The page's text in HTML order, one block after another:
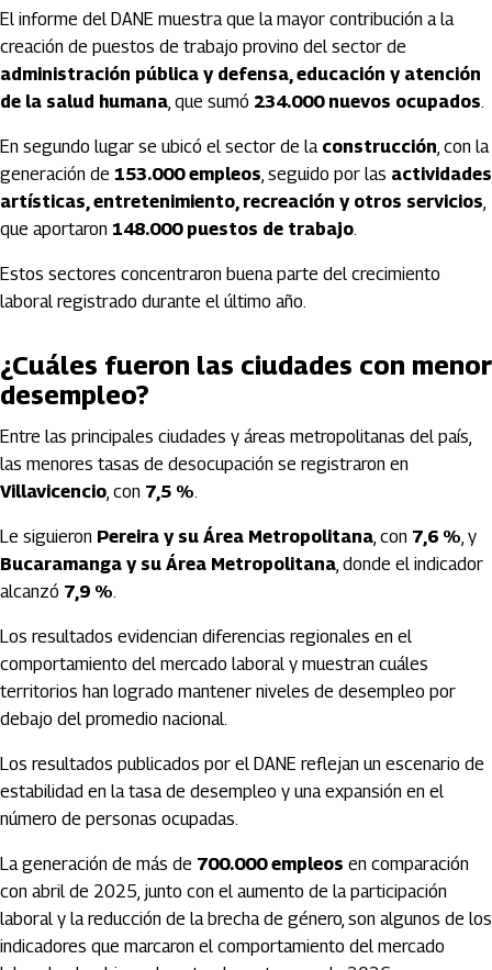
El informe del DANE muestra que la mayor contribución a la
creación de puestos de trabajo provino del sector de
administración pública y defensa, educación y atención
de la salud humana, que sumó 234.000 nuevos ocupados.
En segundo lugar se ubicó el sector de la construcción, con la
generación de 153.000 empleos, seguido por las actividades
artísticas, entretenimiento, recreación y otros servicios,
que aportaron 148.000 puestos de trabajo.
Estos sectores concentraron buena parte del crecimiento
laboral registrado durante el último año.
¿Cuáles fueron las ciudades con menor
desempleo?
Entre las principales ciudades y áreas metropolitanas del país,
las menores tasas de desocupación se registraron en
Villavicencio, con 7,5 %.
Le siguieron Pereira y su Área Metropolitana, con 7,6 %, y
Bucaramanga y su Área Metropolitana, donde el indicador
alcanzó 7,9 %.
Los resultados evidencian diferencias regionales en el
comportamiento del mercado laboral y muestran cuáles
territorios han logrado mantener niveles de desempleo por
debajo del promedio nacional.
Los resultados publicados por el DANE reflejan un escenario de
estabilidad en la tasa de desempleo y una expansión en el
número de personas ocupadas.
La generación de más de 700.000 empleos en comparación
con abril de 2025, junto con el aumento de la participación
laboral y la reducción de la brecha de género, son algunos de los
indicadores que marcaron el comportamiento del mercado